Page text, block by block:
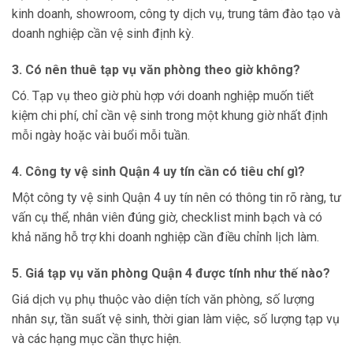
kinh doanh, showroom, công ty dịch vụ, trung tâm đào tạo và
doanh nghiệp cần vệ sinh định kỳ.
3. Có nên thuê tạp vụ văn phòng theo giờ không?
Có. Tạp vụ theo giờ phù hợp với doanh nghiệp muốn tiết
kiệm chi phí, chỉ cần vệ sinh trong một khung giờ nhất định
mỗi ngày hoặc vài buổi mỗi tuần.
4. Công ty vệ sinh Quận 4 uy tín cần có tiêu chí gì?
Một công ty vệ sinh Quận 4 uy tín nên có thông tin rõ ràng, tư
vấn cụ thể, nhân viên đúng giờ, checklist minh bạch và có
khả năng hỗ trợ khi doanh nghiệp cần điều chỉnh lịch làm.
5. Giá tạp vụ văn phòng Quận 4 được tính như thế nào?
Giá dịch vụ phụ thuộc vào diện tích văn phòng, số lượng
nhân sự, tần suất vệ sinh, thời gian làm việc, số lượng tạp vụ
và các hạng mục cần thực hiện.